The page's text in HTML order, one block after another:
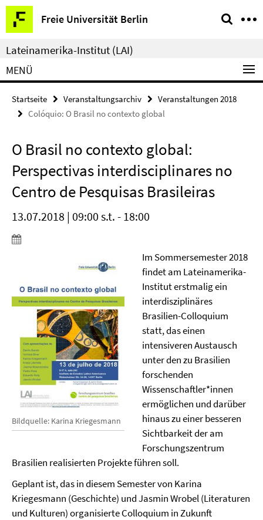
Springe
direkt
zu
Inhalt
Freie Universität Berlin
Service-
Navigation
Lateinamerika-Institut (LAI)
MENÜ
Startseite Veranstaltungsarchiv
Veranstaltungen 2018
Colóquio: O Brasil no contexto global
O Brasil no contexto global:
Perspectivas interdisciplinares no
Centro de Pesquisas Brasileiras
13.07.2018 | 09:00 s.t. - 18:00
Bildquelle: Karina Kriegesmann
Im Sommersemester 2018
findet am Lateinamerika-
Institut erstmalig ein
interdisziplinäres
Brasilien-Colloquium
statt, das einen
intensiveren Austausch
unter den zu Brasilien
forschenden
Wissenschaftler*innen
ermöglichen und darüber
hinaus zu einer besseren
Sichtbarkeit der am
Forschungszentrum
Brasilien realisierten Projekte führen soll.
Geplant ist, das in diesem Semester von Karina
Kriegesmann (Geschichte) und Jasmin Wrobel (Literaturen
und Kulturen) organisierte Colloquium in Zukunft